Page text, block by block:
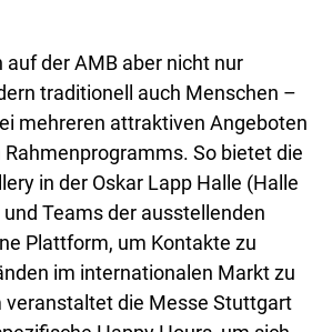
der AMB aber nicht nur
traditionell auch Menschen –
mehreren attraktiven Angeboten
So bietet die
in der Oskar Lapp Halle (Halle
Teams der ausstellenden
Plattform, um Kontakte zu
im internationalen Markt zu
veranstaltet die Messe Stuttgart